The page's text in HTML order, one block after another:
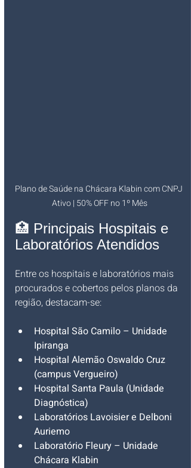
Plano de Saúde na Chácara Klabin com CNPJ
Ativo | 50% OFF no 1º Mês
🏥 Principais Hospitais e
Laboratórios Atendidos
Entre os hospitais e laboratórios mais
procurados e cobertos pelos planos da
região, destacam-se:
Hospital São Camilo – Unidade
Ipiranga
Hospital Alemão Oswaldo Cruz
(campus Vergueiro)
Hospital Santa Paula (Unidade
Diagnóstica)
Laboratórios Lavoisier e Delboni
Auriemo
Laboratório Fleury – Unidade
Chácara Klabin